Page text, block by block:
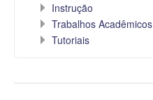
Instrução
Trabalhos Acadêmicos
Tutoriais